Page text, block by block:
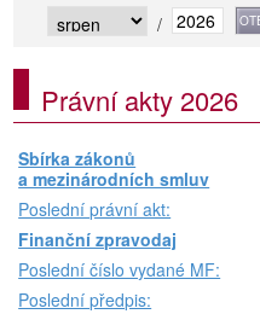
/
Právní akty 2026
Sbírka zákonů
a mezinárodních smluv
Poslední právní akt:
Finanční zpravodaj
Poslední číslo vydané MF:
Poslední předpis: